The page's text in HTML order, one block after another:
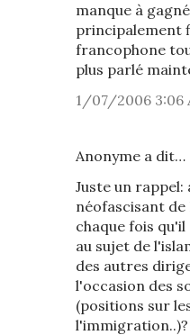
manque à
principalement
francophone
plus parlé
1/07/2006 3:06
Anonyme a dit…
Juste un rappel:
néofascisant
chaque fois
au sujet de
des autres
l'occasion des
(positions sur